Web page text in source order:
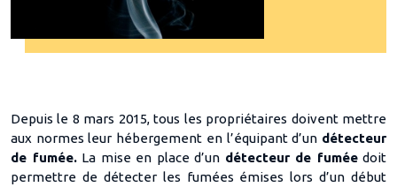
Depuis le 8 mars 2015, tous les propriétaires doivent mettre
aux normes leur hébergement en l’équipant d’un détecteur
de fumée.La mise en place d’un détecteur de fuméedoit
permettre de détecter les fumées émises lors d’un début